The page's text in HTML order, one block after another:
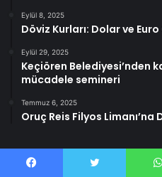
Eylül 8, 2025
Döviz Kurları: Dolar ve
Eylül 29, 2025
Keçiören Belediyesi’nden
mücadele semineri
Temmuz 6, 2025
Oruç Reis Filyos Limanı’na